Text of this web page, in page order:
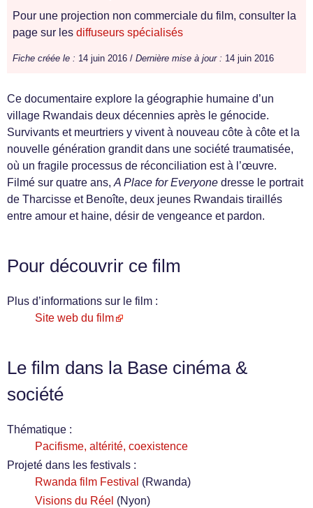
Pour une projection non commerciale du film, consulter la
page sur les diffuseurs spécialisés
Fiche créée le : 14 juin 2016 / Dernière mise à jour : 14 juin 2016
Ce documentaire explore la géographie humaine d’un
village Rwandais deux décennies après le génocide.
Survivants et meurtriers y vivent à nouveau côte à côte et la
nouvelle génération grandit dans une société traumatisée,
où un fragile processus de réconciliation est à l’œuvre.
Filmé sur quatre ans, A Place for Everyone dresse le portrait
de Tharcisse et Benoîte, deux jeunes Rwandais tiraillés
entre amour et haine, désir de vengeance et pardon.
Pour découvrir ce film
Plus d’informations sur le film :
Site web du film
Le film dans la Base cinéma &
société
Thématique :
Pacifisme, altérité, coexistence
Projeté dans les festivals :
Rwanda film Festival (Rwanda)
Visions du Réel (Nyon)